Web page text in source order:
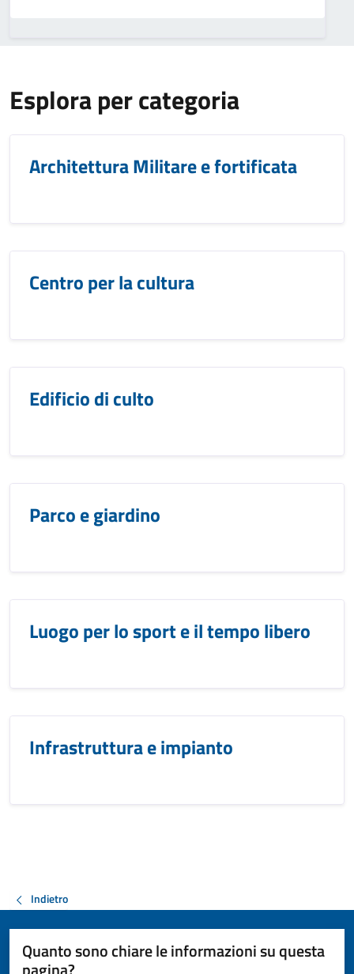
Esplora per categoria
Architettura Militare e fortificata
Centro per la cultura
Edificio di culto
Parco e giardino
Luogo per lo sport e il tempo libero
Infrastruttura e impianto
Indietro
Quanto sono chiare le informazioni su questa